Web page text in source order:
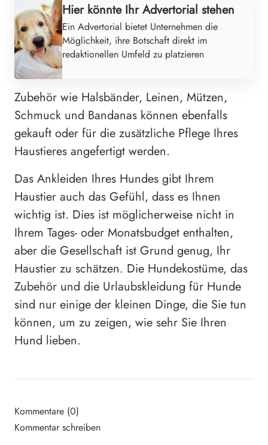
Hier könnte Ihr Advertorial stehen
Ein Advertorial bietet Unternehmen die
Möglichkeit, ihre Botschaft direkt im
redaktionellen Umfeld zu platzieren
Zubehör wie Halsbänder, Leinen, Mützen,
Schmuck und Bandanas können ebenfalls
gekauft oder für die zusätzliche Pflege Ihres
Haustieres angefertigt werden.
Das Ankleiden Ihres Hundes gibt Ihrem
Haustier auch das Gefühl, dass es Ihnen
wichtig ist. Dies ist möglicherweise nicht in
Ihrem Tages- oder Monatsbudget enthalten,
aber die Gesellschaft ist Grund genug, Ihr
Haustier zu schätzen. Die Hundekostüme, das
Zubehör und die Urlaubskleidung für Hunde
sind nur einige der kleinen Dinge, die Sie tun
können, um zu zeigen, wie sehr Sie Ihren
Hund lieben.
Kommentare (0)
Kommentar schreiben